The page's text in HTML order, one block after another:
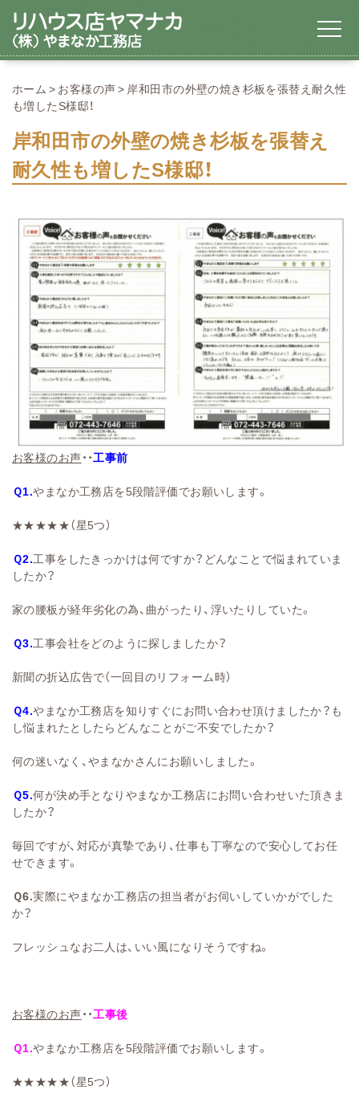
ホーム お客様の声
岸和田市の外壁の焼き杉板を張替え耐久性
も増したS様邸！
岸和田市の外壁の焼き杉板を張替え
耐久性も増したS様邸！
お客様のお声・・工事前
Ｑ1.やまなか工務店を5段階評価でお願いします。
★★★★★（星5つ）
Ｑ2.工事をしたきっかけは何ですか？どんなことで悩まれていま
したか？
家の腰板が経年劣化の為、曲がったり、浮いたりしていた。
Ｑ3.工事会社をどのように探しましたか？
新聞の折込広告で（一回目のリフォーム時）
Ｑ4.やまなか工務店を知りすぐにお問い合わせ頂けましたか？も
し悩まれたとしたらどんなことがご不安でしたか？
何の迷いなく、やまなかさんにお願いしました。
Ｑ5.何が決め手となりやまなか工務店にお問い合わせいた頂きま
したか？
毎回ですが、対応が真摯であり、仕事も丁寧なので安心してお任
せできます。
Ｑ6.実際にやまなか工務店の担当者がお伺いしていかがでした
か？
フレッシュなお二人は、いい風になりそうですね。
お客様のお声・・工事後
Ｑ1.やまなか工務店を5段階評価でお願いします。
★★★★★（星5つ）